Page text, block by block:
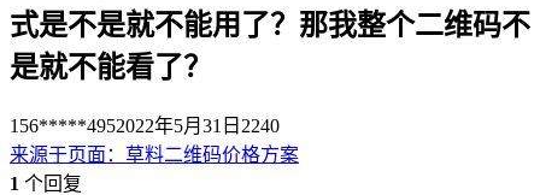
式是不是就不能用了？那我整个二维码不
是就不能看了？
156*****4952022年5月31日 2240
来源于页面 ： 草料二维码价格方案
1 个回复